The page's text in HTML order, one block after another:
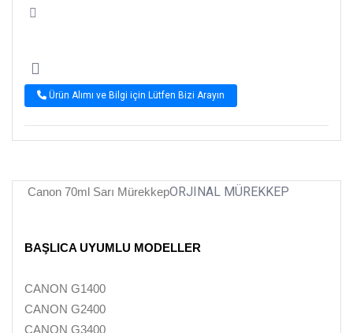
Ürün Alımı ve Bilgi için Lütfen Bizi Arayın
Canon 70ml Sarı MürekkepORJINAL MÜREKKEP
BAŞLICA UYUMLU MODELLER
CANON G1400
CANON G2400
CANON G3400